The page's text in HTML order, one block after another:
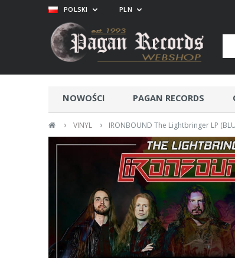
NOWOŚCI PAGAN RECORDS
› VINYL › IRONBOUND The Lightbringer LP
POLSKI PLN